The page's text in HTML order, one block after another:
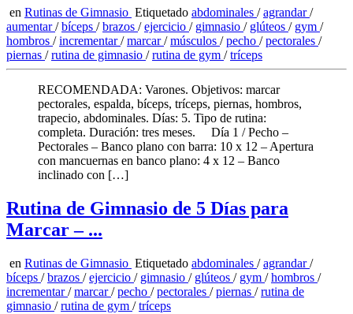
en Rutinas de Gimnasio Etiquetado abdominales /agrandar/
aumentar/bíceps /brazos /ejercicio / gimnasio / glúteos / gym /
hombros /incrementar/marcar/músculos /pecho /pectorales /
piernas /rutina de gimnasio /rutina de gym /tríceps
RECOMENDADA: Varones. Objetivos: marcar
pectorales, espalda, bíceps, tríceps, piernas, hombros,
trapecio, abdominales. Días: 5. Tipo de rutina:
completa. Duración: tres meses. Día 1 / Pecho –
Pectorales – Banco plano con barra: 10 x 12 – Apertura
con mancuernas en banco plano: 4 x 12 – Banco
inclinado con […]
Rutina de Gimnasio de 5 Días para
Marcar – ...
en Rutinas de Gimnasio Etiquetado abdominales /agrandar/
bíceps /brazos /ejercicio / gimnasio / glúteos / gym /hombros /
incrementar/marcar/pecho /pectorales /piernas /rutina de
gimnasio /rutina de gym /tríceps